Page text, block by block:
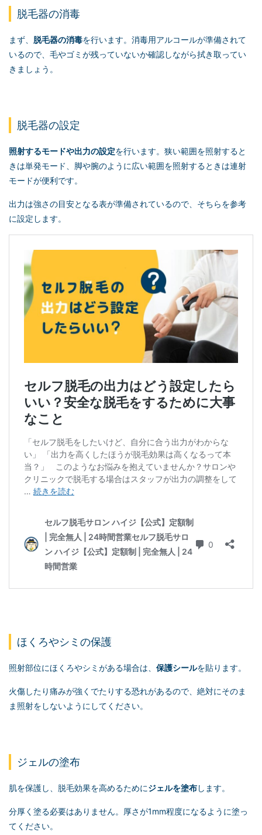
脱毛器の消毒
まず、 脱毛器の消毒を行います。消毒用アルコールが準備されて
いるので、毛やゴミが残っていないか確認しながら拭き取ってい
きましょう。
脱毛器の設定
照射するモードや出力の設定を行います。狭い範囲を照射すると
きは単発モード、脚や腕のように広い範囲を照射するときは連射
モードが便利です。
出力は強さの目安となる表が準備されているので、そちらを参考
に設定します。
ほくろやシミの保護
照射部位にほくろやシミがある場合は、 保護シールを貼ります。
火傷したり痛みが強くでたりする恐れがあるので、絶対にそのま
ま照射をしないようにしてください。
ジェルの塗布
肌を保護し、脱毛効果を高めるためにジェルを塗布します。
分厚く塗る必要はありません。厚さが1mm程度になるように塗っ
てください。